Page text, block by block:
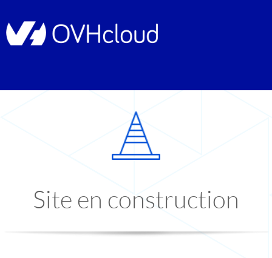
Site en construction